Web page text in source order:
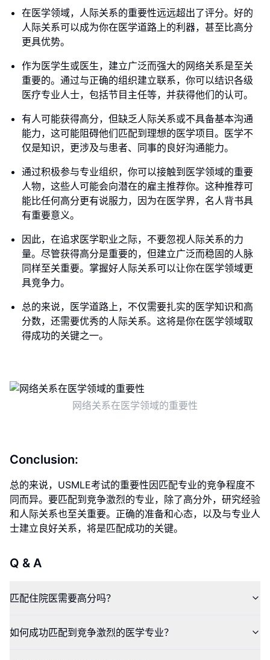
在医学领域，人际关系的重要性远远超出了评分。好的
人际关系可以成为你在医学道路上的利器，甚至比高分
更具优势。
作为医学生或医生，建立广泛而强大的网络关系是至关
重要的。通过与正确的组织建立联系，你可以结识各级
医疗专业人士，包括节目主任等，并获得他们的认可。
有人可能获得高分，但缺乏人际关系或不具备基本沟通
能力，这可能阻碍他们匹配到理想的医学项目。医学不
仅是知识，更涉及与患者、同事的良好沟通能力。
通过积极参与专业组织，你可以接触到医学领域的重要
人物，这些人可能会向潜在的雇主推荐你。这种推荐可
能比任何高分更有说服力，因为在医学界，名人背书具
有重要意义。
因此，在追求医学职业之际，不要忽视人际关系的力
量。尽管获得高分是重要的，但建立广泛而稳固的人脉
同样至关重要。掌握好人际关系可以让你在医学领域更
具竞争力。
总的来说，医学道路上，不仅需要扎实的医学知识和高
分数，还需要优秀的人际关系。这将是你在医学领域取
得成功的关键之一。
网络关系在医学领域的重要性
Conclusion:
总的来说，USMLE考试的重要性因匹配专业的竞争程度不
同而异。要匹配到竞争激烈的专业，除了高分外，研究经验
和人际关系也至关重要。正确的准备和心态，以及与专业人
士建立良好关系，将是匹配成功的关键。
Q & A
匹配住院医需要高分吗？
如何成功匹配到竞争激烈的医学专业？